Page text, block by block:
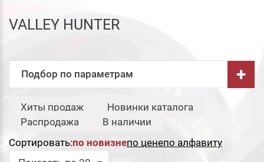
VALLEY HUNTER
Подбор по параметрам +
Бренд:
Свернуть
Hearty Rise
Сбросить
Хиты продаж
Новинки каталога
Распродажа
В наличии
Сортировать:по новизнепо ценепо алфавиту